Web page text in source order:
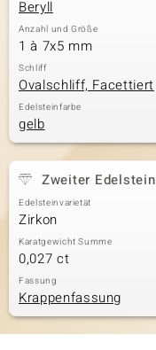
Beryll
Anzahl und Größe
1 à 7x5 mm
Schliff
Ovalschliff, Facettiert
Edelsteinfarbe
gelb
Zweiter Edelstein
Edelsteinvarietät
Zirkon
Karatgewicht Summe
0,027 ct
Fassung
Krappenfassung